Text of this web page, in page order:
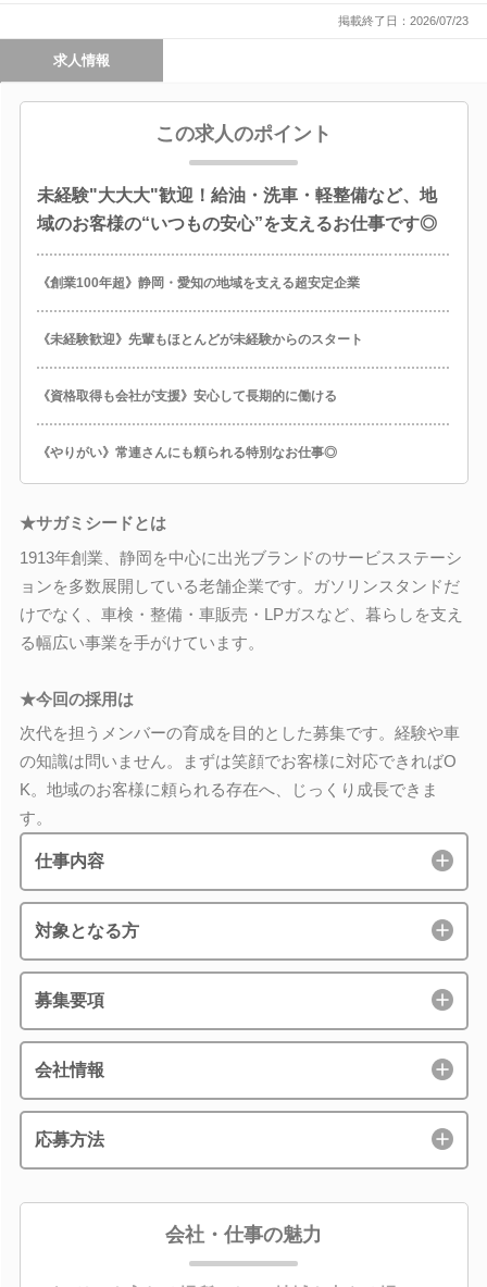
掲載終了日：2026/07/23
求人情報
この求人のポイント
未経験"大大大"歓迎！給油・洗車・軽整備など、地
域のお客様の“いつもの安心”を支えるお仕事です◎
《創業100年超》静岡・愛知の地域を支える超安定企業
《未経験歓迎》先輩もほとんどが未経験からのスタート
《資格取得も会社が支援》安心して長期的に働ける
《やりがい》常連さんにも頼られる特別なお仕事◎
★サガミシードとは
1913年創業、静岡を中心に出光ブランドのサービスステーシ
ョンを多数展開している老舗企業です。ガソリンスタンドだ
けでなく、車検・整備・車販売・LPガスなど、暮らしを支え
る幅広い事業を手がけています。
★今回の採用は
次代を担うメンバーの育成を目的とした募集です。経験や車
の知識は問いません。まずは笑顔でお客様に対応できればO
K。地域のお客様に頼られる存在へ、じっくり成長できま
す。
仕事内容
対象となる方
募集要項
会社情報
応募方法
会社・仕事の魅力